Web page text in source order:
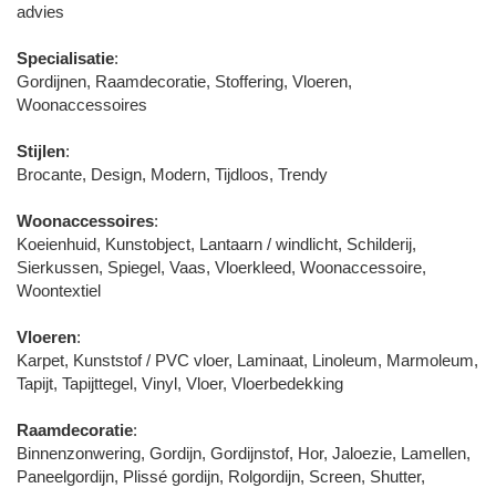
advies
Specialisatie:
Gordijnen, Raamdecoratie, Stoffering, Vloeren,
Woonaccessoires
Stijlen:
Brocante, Design, Modern, Tijdloos, Trendy
Woonaccessoires:
Koeienhuid, Kunstobject, Lantaarn / windlicht, Schilderij,
Sierkussen, Spiegel, Vaas, Vloerkleed, Woonaccessoire,
Woontextiel
Vloeren:
Karpet, Kunststof / PVC vloer, Laminaat, Linoleum, Marmoleum,
Tapijt, Tapijttegel, Vinyl, Vloer, Vloerbedekking
Raamdecoratie:
Binnenzonwering, Gordijn, Gordijnstof, Hor, Jaloezie, Lamellen,
Paneelgordijn, Plissé gordijn, Rolgordijn, Screen, Shutter,